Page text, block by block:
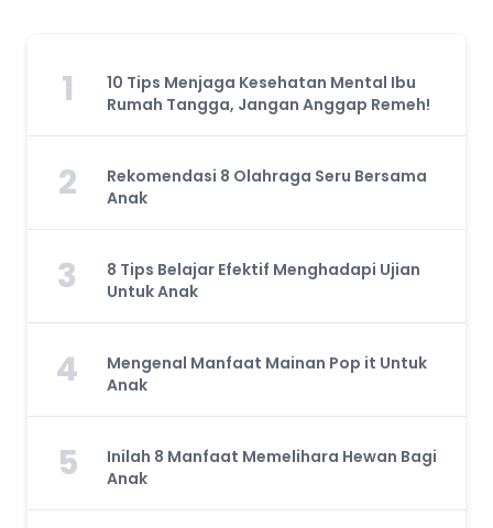
1
10 Tips Menjaga Kesehatan Mental Ibu
Rumah Tangga, Jangan Anggap Remeh!
2
Rekomendasi 8 Olahraga Seru Bersama
Anak
3
8 Tips Belajar Efektif Menghadapi Ujian
Untuk Anak
4
Mengenal Manfaat Mainan Pop it Untuk
Anak
5
Inilah 8 Manfaat Memelihara Hewan Bagi
Anak